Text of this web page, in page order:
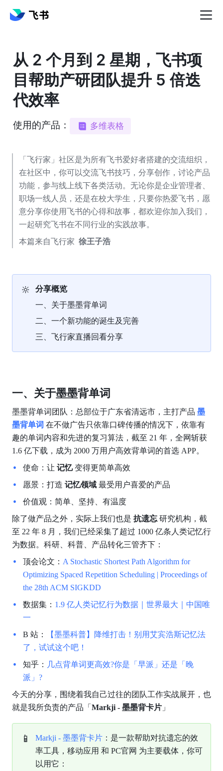
从 2 个月到 2 星期，飞书项
目帮助产研团队提升 5 倍迭
代效率
使用的产品： 多维表格
「飞行家」社区是为所有飞书爱好者搭建的交流组织，
在社区中，你可以交流飞书技巧，分享创作，讨论产品
功能，参与线上线下各类活动。无论你是企业管理者、
职场一线人员，还是在校大学生，只要你热爱飞书，愿
意分享你使用飞书的心得和故事，都欢迎你加入我们，
一起研究飞书在不同行业的实践故事。
本篇来自飞行家 徐王子浩
🔆
分享概览
一、关于墨墨背单词
二、一个新功能的诞生及完善
三、飞行家直播回看分享
一、关于墨墨背单词
墨墨背单词团队：总部位于广东省清远市，主打产品 墨
墨背单词 在不做广告只依靠口碑传播的情况下，依靠有
趣的单词内容和先进的复习算法，截至 21 年，全网斩获
1.6 亿下载，成为 2000 万用户高效背单词的首选 APP。
使命：让 记忆 变得更简单高效
愿景：打造 记忆领域 最受用户喜爱的产品
价值观：简单、坚持、有温度
除了做产品之外，实际上我们也是 抗遗忘 研究机构，截
至 22 年 8 月，我们已经采集了超过 1000 亿条人类记忆行
为数据。科研、科普、产品转化三管齐下：
顶会论文： A Stochastic Shortest Path Algorithm for
Optimizing Spaced Repetition Scheduling | Proceedings of
the 28th ACM SIGKDD
数据集： 1.9 亿人类记忆行为数据｜世界最大｜中国唯
一
B 站：
【墨墨科普】降维打击！别用艾宾浩斯记忆法
了，试试这个吧！
知乎： 几点背单词更高效?你是「早派」还是「晚
派」?
今天的分享，围绕着我自己过往的团队工作实战展开，也
就是我所负责的产品「 Markji - 墨墨背卡片」
📱 Markji - 墨墨背卡片：是一款帮助对抗遗忘的效
率工具，移动应用 和 PC官网 为主要载体，你可
以用它：